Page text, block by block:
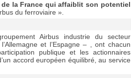
la France qui affaiblit son potentiel
du ferroviaire ».
Airbus industrie du secteur
et l’Espagne – , ont chacun
publique et les actionnaires
accord européen équilibré, au service